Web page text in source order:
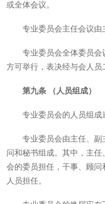
或全体会议。
专业委员会主任会议由
专业委员会全体委员
方可举行，表决经与会人员
第九条 （人员组成）
专业委员会的人员组成
专业委员会由主任、
问和秘书组成。其中，主
会的委员担任，干事、顾
人员担任。